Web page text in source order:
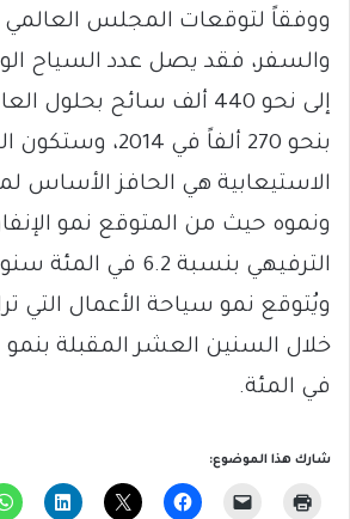
ووفقاً لتوقعات المجلس
والسفر، فقد يصل عدد السياح
بنحو 270 ألفاً في
الاستيعابية هي الحافز الأساس
ونموه حيث من المتوقع نمو
في المئة.
شارك هذا الموضوع: